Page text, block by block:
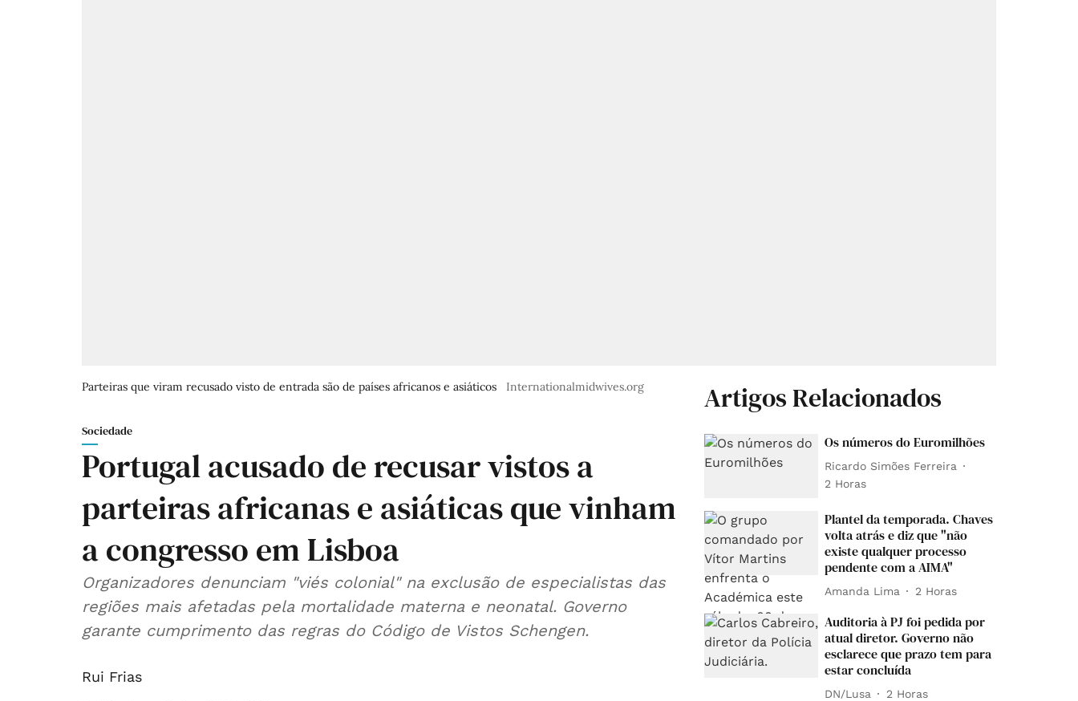
Parteiras que viram recusado visto de entrada são de países africanos e asiáticos Internationalmidwives.org
Sociedade
Portugal acusado de recusar vistos a
parteiras africanas e asiáticas que vinham
a congresso em Lisboa
Organizadores denunciam "viés colonial" na exclusão de especialistas das
regiões mais afetadas pela mortalidade materna e neonatal. Governo
garante cumprimento das regras do Código de Vistos Schengen.
Rui Frias
Artigos Relacionados
Os números do Euromilhões
Ricardo Simões Ferreira
2 Horas
Plantel da temporada. Chaves
volta atrás e diz que "não
existe qualquer processo
pendente com a AIMA"
Amanda Lima 2 Horas
Auditoria à PJ foi pedida por
atual diretor. Governo não
esclarece que prazo tem para
estar concluída
DN/Lusa 2 Horas